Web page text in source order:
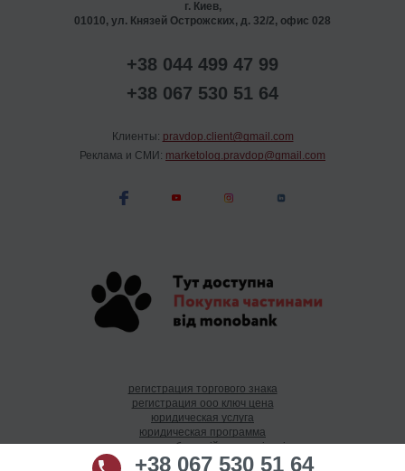
г. Киев,
01010, ул. Князей Острожских, д. 32/2, офис 028
+38 044 499 47 99
+38 067 530 51 64
Клиенты: pravdop.client@gmail.com
Реклама и СМИ: marketolog.pravdop@gmail.com
регистрация торгового знака
регистрация ооо ключ цена
юридическая услуга
юридическая программа
як створити благодійну організацію
+38 067 530 51 64